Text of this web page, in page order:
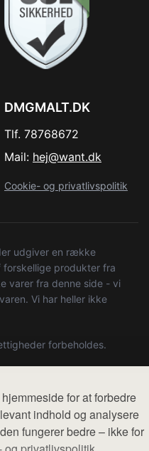
for at forbedre
indhold og analysere
fungerer bedre – ikke for
DMGMALT.DK
Tlf. 78768672
Mail: hej@want.dk
Cookie- og privatlivspolitik
udgiver en række
produkter fra
varer fra denne side - vi
Vi har heller ikke
forbeholdes.